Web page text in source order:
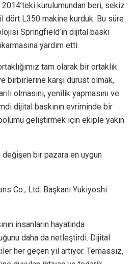
2014’teki kurulumundan beri, sekiz
dört L350 makine kurduk. Bu süre
Springfield’ın dijital baskı
yardım etti.
tam olarak bir ortaklık.
birbirlerine karşı dürüst olmak,
olmasını, yenilik yapmasını ve
dijital baskının evriminde bir
geliştirmek için ekiple yakın
değişen bir pazara en uygun
Co., Ltd. Başkanı Yukiyoshi
insanların hayatında
daha da netleştirdi. Dijital
her geçen yıl artıyor. Temassız,